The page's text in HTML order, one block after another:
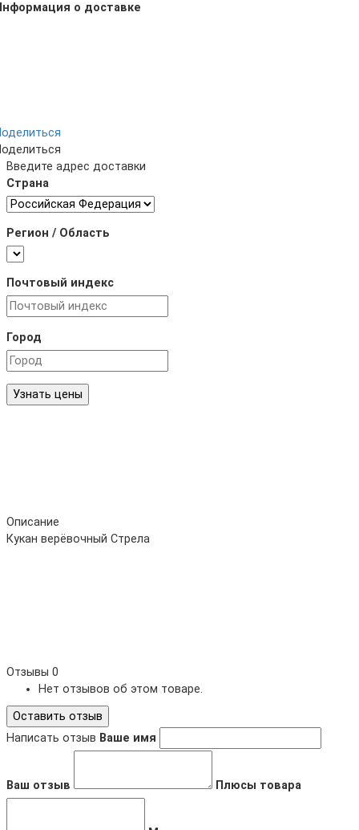
о доставке
Введите адрес доставки
Страна
Регион / Область
Почтовый индекс
Город
Узнать цены
Описание
Кукан верёвочный Стрела
Отзывы 0
Нет отзывов об этом товаре.
Оставить отзыв
Написать отзыв Ваше имя
Ваш отзыв Плюсы товара